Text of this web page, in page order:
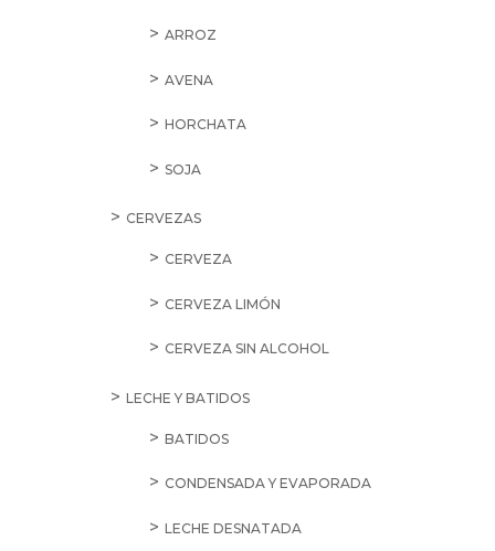
ARROZ
AVENA
HORCHATA
SOJA
CERVEZAS
CERVEZA
CERVEZA LIMÓN
CERVEZA SIN ALCOHOL
LECHE Y BATIDOS
BATIDOS
CONDENSADA Y EVAPORADA
LECHE DESNATADA